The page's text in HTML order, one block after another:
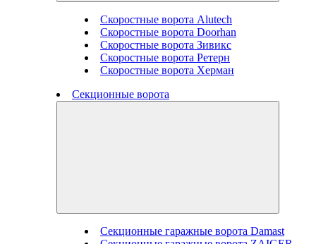
Скоростные ворота Alutech
Скоростные ворота Doorhan
Скоростные ворота Зивикс
Скоростные ворота Ретерн
Скоростные ворота Херман
Секционные ворота
Секционные гаражные ворота Damast